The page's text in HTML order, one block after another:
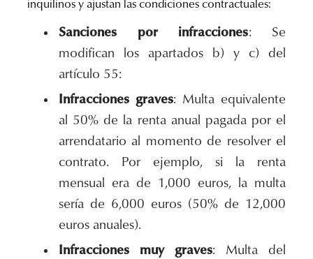
inquilinos y ajustan las condiciones contractuales:
Sanciones por infracciones: Se
modifican los apartados b) y c) del
artículo 55:
Infracciones graves: Multa equivalente
al 50% de la renta anual pagada por el
arrendatario al momento de resolver el
contrato. Por ejemplo, si la renta
mensual era de 1,000 euros, la multa
sería de 6,000 euros (50% de 12,000
euros anuales).
Infracciones muy graves: Multa del